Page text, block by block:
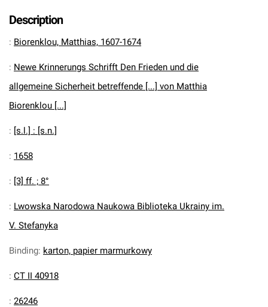
Description
: Biorenklou, Matthias, 1607-1674
: Newe Krinnerungs Schrifft Den Frieden und die
allgemeine Sicherheit betreffende [...] von Matthia
Biorenklou [...]
: [s.l.] : [s.n.]
: 1658
: [3] ff. ; 8°
: Lwowska Narodowa Naukowa Biblioteka Ukrainy im.
V. Stefanyka
Binding: karton, papier marmurkowy
: CT II 40918
: 26246